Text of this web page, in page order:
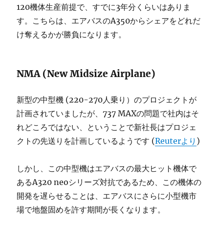
120機体生産前提で、すでに3年分くらいはありま
す。こちらは、エアバスのA350からシェアをどれだ
け奪えるかが勝負になります。
NMA (New Midsize Airplane)
新型の中型機 (220-270人乗り）のプロジェクトが
計画されていましたが、737 MAXの問題で社内はそ
れどころではない、ということで新社長はプロジェ
クトの先送りを計画しているようです (Reuterより )
しかし、この中型機はエアバスの最大ヒット機体で
あるA320 neoシリーズ対抗であるため、この機体の
開発を遅らせることは、エアバスにさらに小型機市
場で地盤固めを許す期間が長くなります。